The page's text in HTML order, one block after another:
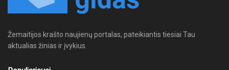
Žemaitijos krašto naujienų portalas, pateikiantis tiesiai Tau
aktualias žinias ir įvykius.